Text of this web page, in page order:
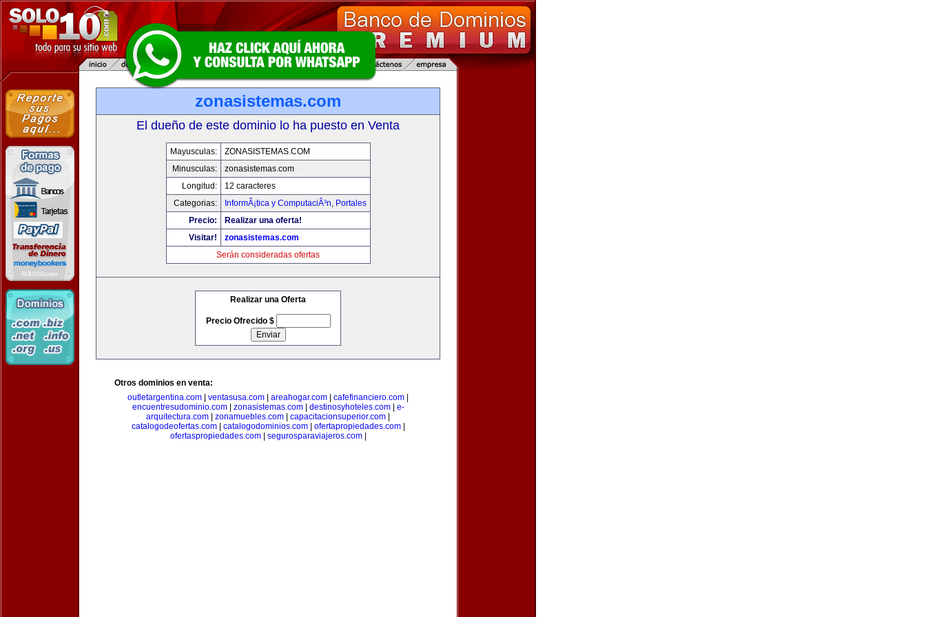
zonasistemas.com
El dueño de este dominio lo ha puesto en Venta
Mayusculas:
ZONASISTEMAS.COM
Minusculas:
zonasistemas.com
Longitud:
12 caracteres
Categorias:
InformÃ¡tica y ComputaciÃ³n, Portales
Precio:
Realizar una oferta!
Visitar!
zonasistemas.com
Serán consideradas ofertas
Realizar una Oferta
Precio Ofrecido $
Otros dominios en venta:
outletargentina.com
ventasusa.com areahogar.com cafefinanciero.com
encuentresudominio.com| zonasistemas.com| destinosyhoteles.com| e-
arquitectura.com
zonamuebles.com capacitacionsuperior.com
catalogodeofertas.com| catalogodominios.com| ofertapropiedades.com|
ofertaspropiedades.com| segurosparaviajeros.com|